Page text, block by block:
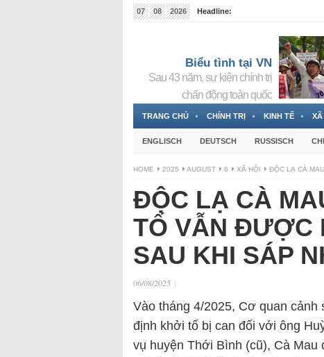
07 08 2026
Headline:
Biểu tình tại VN
Sau 43 năm, sự kiện chính trị
chấn động toàn quốc
TRANG CHỦ CHÍNH TRỊ KINH TẾ XÃ
ENGLISCH DEUTSCH RUSSISCH
HOME 2025 AUGUST 6 XÃ HỘI ĐỘC LẠ CÀ
ĐỘC LẠ CÀ
TỐ VẪN ĐƯỢC
SAU KHI SÁP
06/08/2025 |
Vào tháng 4/2025, Cơ quan cảnh
định khởi tố bị can đối với ông
vụ huyện Thới Bình (cũ), Cà Mau